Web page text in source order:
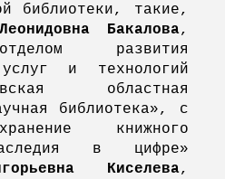
библиотеки, такие,
Бакалова,
развития
услуг и технологий
областная
библиотека», с
книжного
в цифре»
Киселева,